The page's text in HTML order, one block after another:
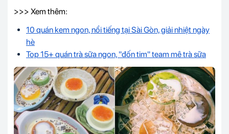
>>> Xem thêm:
10 quán kem ngon, nổi tiếng tại Sài Gòn, giải nhiệt ngày
hè
Top 15+ quán trà sữa ngon, "đốn tim" team mê trà sữa